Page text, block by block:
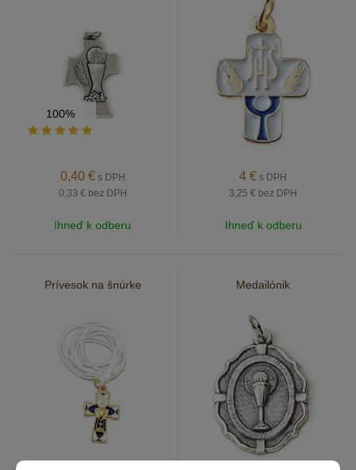
100%
0,40 € s DPH
0,33 € bez DPH
Ihneď k odberu
4 € s DPH
3,25 € bez DPH
Ihneď k odberu
Prívesok na šnúrke Medailónik